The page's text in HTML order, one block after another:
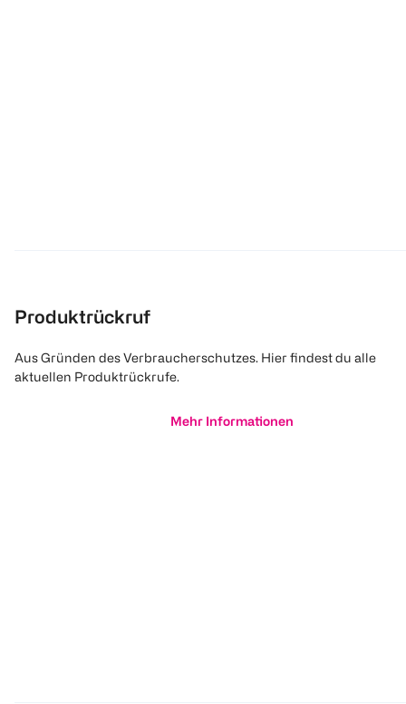
Produktrückruf
Aus Gründen des Verbraucherschutzes. Hier findest du alle
aktuellen Produktrückrufe.
Mehr Informationen